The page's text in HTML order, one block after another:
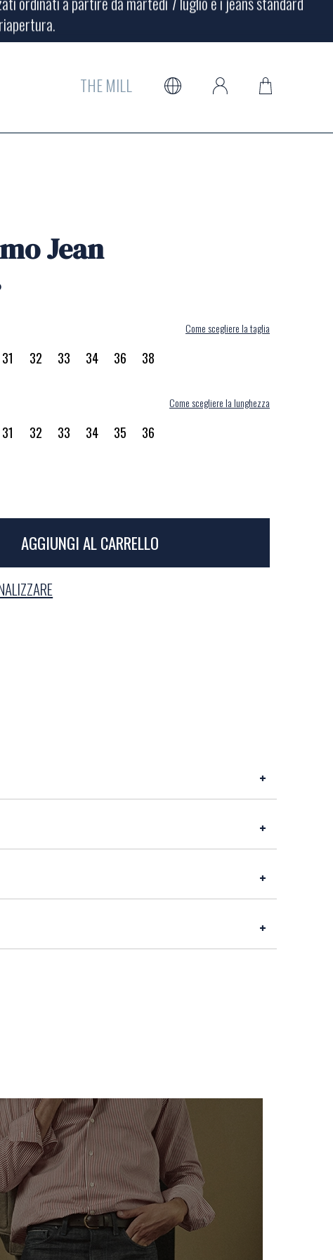
ordinati a partire da martedì 7 luglio e i jeans standard
THE MILL
+
+
+
+
Jean
Come scegliere la taglia
31 32 33 34 36 38
Come scegliere la lunghezza
31 32 33 34 35 36
AGGIUNGI AL CARRELLO